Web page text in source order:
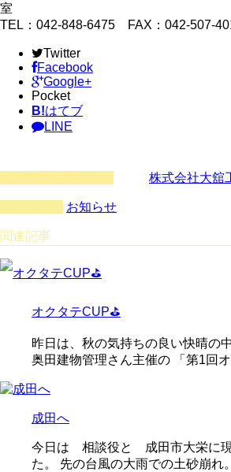
室
TEL：042-848-6475 FAX：042-507-
Twitter
Facebook
Google+
Pocket
B!はてブ
LINE
株式会社大舘
お知らせ
関連記事
オクタテCUP⛳
昨日は、秋の気持ちの良い快晴の
奥田建物管理さん主催の 「第1回
成田へ
今日は 相談役と 成田市大栄に現
た。 先の台風の大雨での土砂崩れ